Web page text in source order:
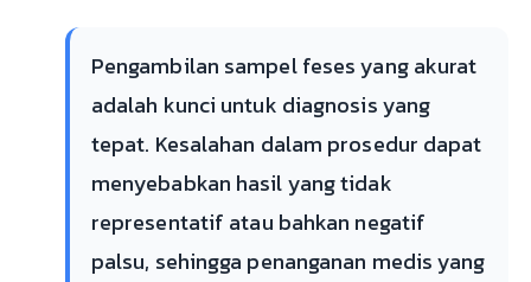
Pengambilan sampel feses yang akurat
adalah kunci untuk diagnosis yang
tepat. Kesalahan dalam prosedur dapat
menyebabkan hasil yang tidak
representatif atau bahkan negatif
palsu, sehingga penanganan medis yang